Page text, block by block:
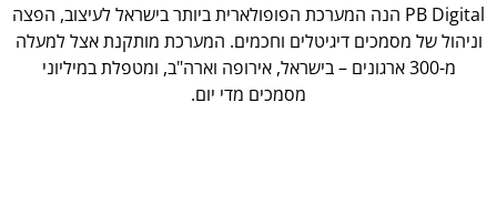
PB Digital הנה המערכת הפופולארית ביותר בישראל לעיצוב, הפצה
וניהול של מסמכים דיגיטלים וחכמים. המערכת מותקנת אצל למעלה
מ-300 ארגונים – בישראל, אירופה וארה"ב, ומטפלת במיליוני
מסמכים מדי יום.